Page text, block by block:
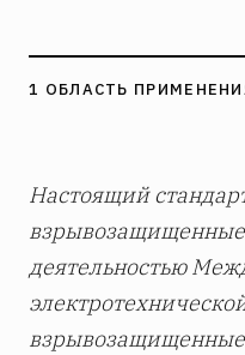
1 ОБЛАСТЬ
Настоящий
деятельностью